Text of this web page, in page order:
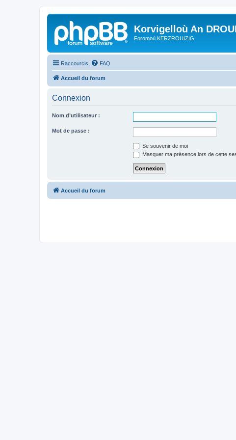
Korvigelloù An
Foromoù KERZROUIZIG
Raccourcis FAQ
Accueil du forum
Connexion
Nom d’utilisateur :
Mot de passe :
Se souvenir de moi
Masquer ma présence lors de cette
Accueil du forum